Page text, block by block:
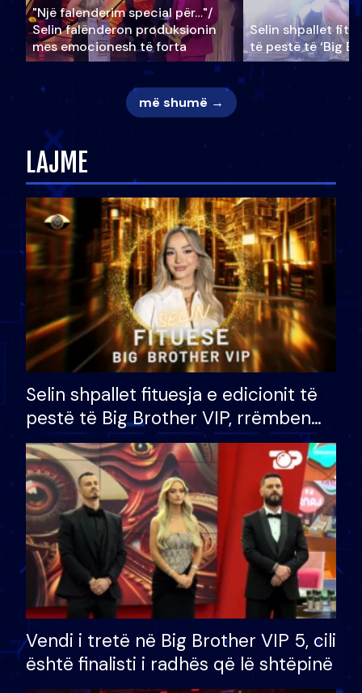
"Një falenderim special për…"/
Selin falënderon produksionin
mes emocionesh të forta
Selin shpallet
të pestë të ‘Big
më shumë →
LAJME
Selin shpallet fituesja e edicionit të
pestë të Big Brother VIP, rrëmben
çmimin e madh prej 100 mijë eurosh
Vendi i tretë në Big Brother VIP 5, cili
është finalisti i radhës që lë shtëpinë